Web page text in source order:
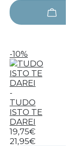
-10%
-
TUDO
ISTO TE
DAREI
19,75€
21,95€